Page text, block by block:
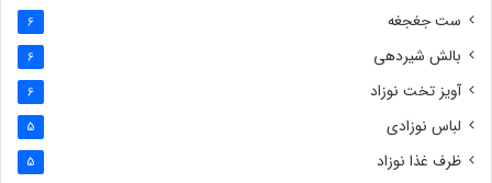
ست جغجغه 6
بالش شیردهی 6
آویز تخت نوزاد 6
لباس نوزادی 5
ظرف غذا نوزاد 5